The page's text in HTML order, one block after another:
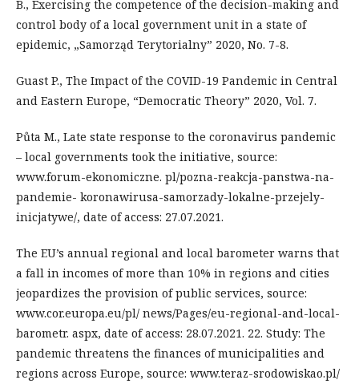
B., Exercising the competence of the decision-making and
control body of a local government unit in a state of
epidemic, „Samorząd Terytorialny” 2020, No. 7-8.
Guast P., The Impact of the COVID-19 Pandemic in Central
and Eastern Europe, “Democratic Theory” 2020, Vol. 7.
Půta M., Late state response to the coronavirus pandemic
– local governments took the initiative, source:
www.forum-ekonomiczne. pl/pozna-reakcja-panstwa-na-
pandemie- koronawirusa-samorzady-lokalne-przejely-
inicjatywe/, date of access: 27.07.2021.
The EU’s annual regional and local barometer warns that
a fall in incomes of more than 10% in regions and cities
jeopardizes the provision of public services, source:
www.cor.europa.eu/pl/ news/Pages/eu-regional-and-local-
barometr. aspx, date of access: 28.07.2021. 22. Study: The
pandemic threatens the finances of municipalities and
regions across Europe, source: www.teraz-srodowiskao.pl/